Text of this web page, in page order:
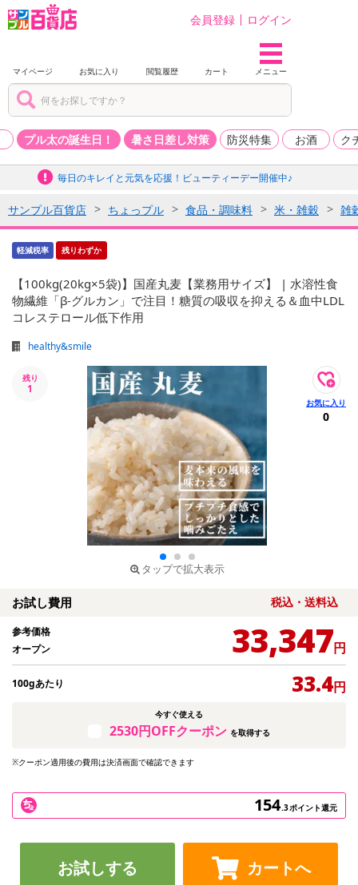
会員登録 ログイン
マイページ お気に入り 閲覧履歴 カート メニュー
プル太の誕生日！ 暑さ日差し対策 防災特集 お酒 ク
毎日のキレイと元気を応援！ビューティーデー開催中♪
サンプル百貨店 ちょっプル 食品・調味料 米・雑穀 雑
軽減税率 残りわずか
【100kg(20kg×5袋)】国産丸麦【業務用サイズ】 | 水溶性食
物繊維「β-グルカン」で注目！糖質の吸収を抑える＆血中LDL
コレステロール低下作用
healthy&smile
残り
1
タップで拡大表示
0
お試し費用 税込・送料込
参考価格
オープン
33,347円
100gあたり 33.4円
今すぐ使える
2530円OFFクーポン を取得する
※クーポン適用後の費用は決済画面で確認できます
154.3ポイント還元
お試しする カートへ